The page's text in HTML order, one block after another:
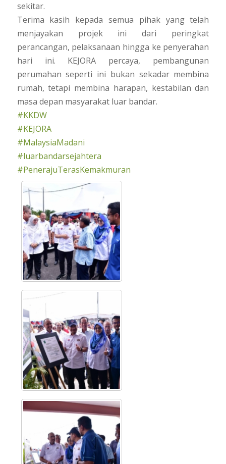
sekitar.
Terima kasih kepada semua pihak yang telah
menjayakan projek ini dari peringkat
perancangan, pelaksanaan hingga ke penyerahan
hari ini. KEJORA percaya, pembangunan
perumahan seperti ini bukan sekadar membina
rumah, tetapi membina harapan, kestabilan dan
masa depan masyarakat luar bandar.
#KKDW
#KEJORA
#MalaysiaMadani
#luarbandarsejahtera
#PenerajuTerasKemakmuran